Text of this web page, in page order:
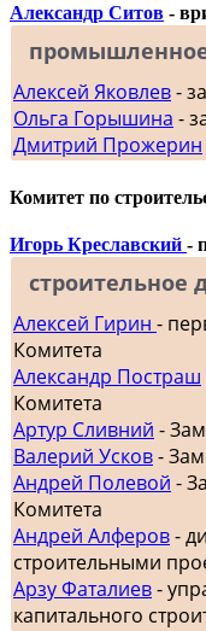
Александр Ситов -
Алексей Яковлев-
Ольга Горышина -
Дмитрий Прожерин
Комитет по
Игорь Креславский -
строительное
Алексей Гирин -
Комитета
Александр Постраш
Комитета
Артур Сливний -
Валерий Усков-
Андрей Полевой -
Комитета
Андрей Алферов-
строительными
Арзу Фаталиев-
капитального